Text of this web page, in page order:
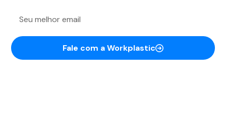
Fale com a Workplastic